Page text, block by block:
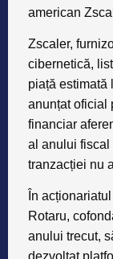
american
Zscaler,
cibernetică,
piață estimată
anunțat oficial
financiar
al anului fiscal
tranzacției nu
În
Rotaru,
anului trecut,